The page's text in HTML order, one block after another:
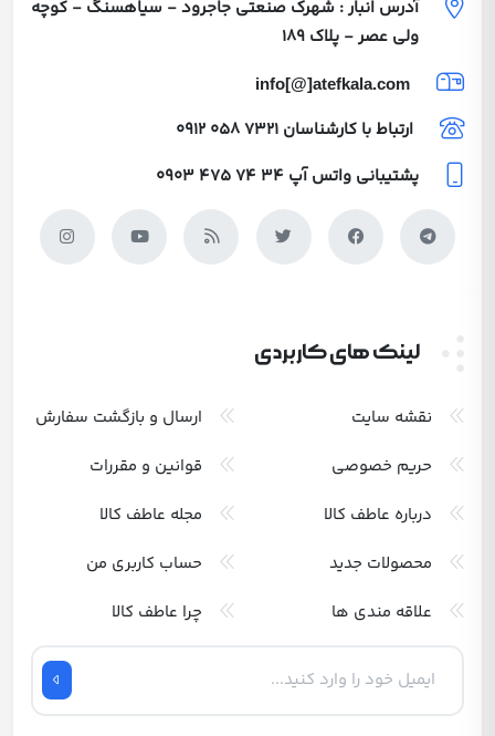
آدرس انبار : شهرک صنعتی جاجرود - سیاهسنگ - کوچه
ولی عصر - پلاک 189
info[@]atefkala.com
ارتباط با کارشناسان 0912 058 7321
پشتیبانی واتس آپ 0903 475 74 34
لینک های کاربردی
نقشه سایت
ارسال و بازگشت سفارش
حریم خصوصی
قوانین و مقررات
درباره عاطف کالا
مجله عاطف کالا
محصولات جدید
حساب کاربری من
علاقه مندی ها
چرا عاطف کالا